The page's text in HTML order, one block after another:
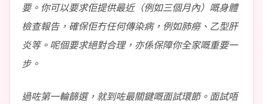
要。你可以要求佢提供最近（例如三個月內）嘅身體
檢查報告，確保佢冇任何傳染病，例如肺癆、乙型肝
炎等。呢個要求絕對合理，亦係保障你全家嘅重要一
步。
過咗第一輪篩選，就到咗最關鍵嘅面試環節。面試唔